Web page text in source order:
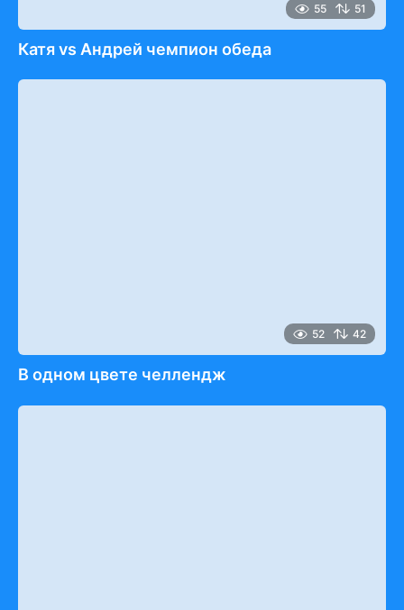
55 51
Катя vs Андрей чемпион обеда
52 42
В одном цвете челлендж